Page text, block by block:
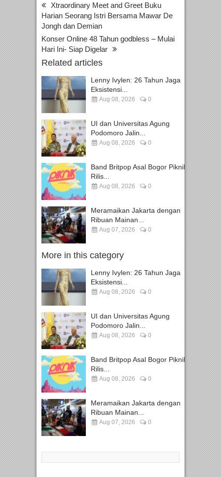
Xtraordinary Meet and Greet Buku
Harian Seorang Istri Bersama Mawar De
Jongh dan Demian
Konser Online 48 Tahun godbless – Mulai
Hari Ini- Siap Digelar
Related articles
Lenny Ivylen: 26 Tahun Jaga
Eksistensi...
Aug 08, 2026 0
UI dan Universitas Agung
Podomoro Jalin...
Aug 08, 2026 0
Band Britpop Asal Bogor Piknik
Rilis...
Aug 08, 2026 0
Meramaikan Jakarta dengan
Ribuan Mainan...
Aug 07, 2026 0
More in this category
Lenny Ivylen: 26 Tahun Jaga
Eksistensi...
Aug 08, 2026 0
UI dan Universitas Agung
Podomoro Jalin...
Aug 08, 2026 0
Band Britpop Asal Bogor Piknik
Rilis...
Aug 08, 2026 0
Meramaikan Jakarta dengan
Ribuan Mainan...
Aug 07, 2026 0